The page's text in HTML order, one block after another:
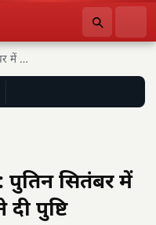
BRICS शिखर सम्मेलन: पुतिन सितंबर में भारत आएंगे,…
सितंबर में
पुष्टि